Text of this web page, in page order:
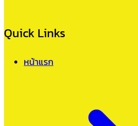
Quick Links
หน้าแรก